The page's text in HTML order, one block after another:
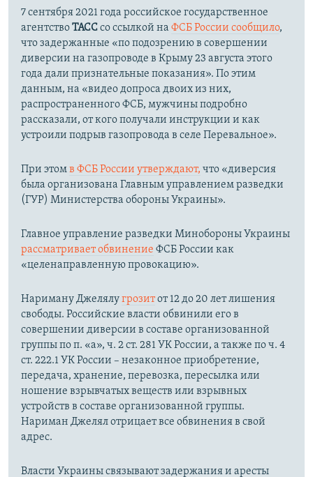
7 сентября 2021 года российское государственное
агентствоТАССсо ссылкой на ФСБ России сообщило,
что задержанные «по подозрению в совершении
диверсии на газопроводе в Крыму 23 августа этого
года дали признательные показания». По этим
данным, на «видео допроса двоих из них,
распространенного ФСБ, мужчины подробно
рассказали, от кого получали инструкции и как
устроили подрыв газопровода в селе Перевальное».
При этомв ФСБ России утверждают, что «диверсия
была организована Главным управлением разведки
(ГУР) Министерства обороны Украины».
Главное управление разведки Минобороны Украины
рассматривает обвинение ФСБ России как
«целенаправленную провокацию».
Нариману Джелялугрозитот 12 до 20 лет лишения
свободы. Российские власти обвинили его в
совершении диверсии в составе организованной
группы по п. «а», ч. 2 ст. 281 УК России, а также по ч. 4
ст. 222.1 УК России – незаконное приобретение,
передача, хранение, перевозка, пересылка или
ношение взрывчатых веществ или взрывных
устройств в составе организованной группы.
Нариман Джелял отрицает все обвинения в свой
адрес.
Власти Украины связывают задержания и аресты